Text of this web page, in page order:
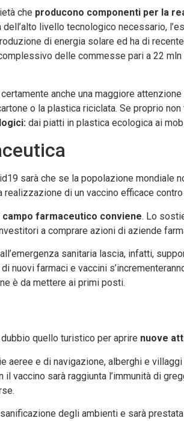
che producono componenti per la
livello tecnologico necessario,
di energia solare ed ha di
delle commesse pari a 22
anche una maggiore
o la plastica riciclata. Se proprio
dai piatti in plastica ecologica ai
sarà che se la popolazione mondiale
di un vaccino efficace
farmaceutico conviene. Lo
a comprare azioni di aziende
sanitaria lascia, infatti,
nuovi farmaci e vaccini
è da mettere ai primi posti.
quello turistico per aprire nuove
aeree e di navigazione, alberghi e
vaccino sarà raggiunta l’immunità di
degli ambienti e sarà